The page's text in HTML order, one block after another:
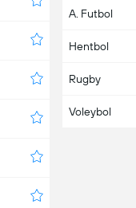
Avusturya
Azerbaycan
BAE
Bahamalar
A. Futbol
Hentbol
Rugby
Voleybol